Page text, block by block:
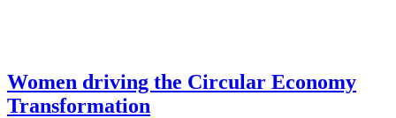
Women driving the Circular Economy
Transformation